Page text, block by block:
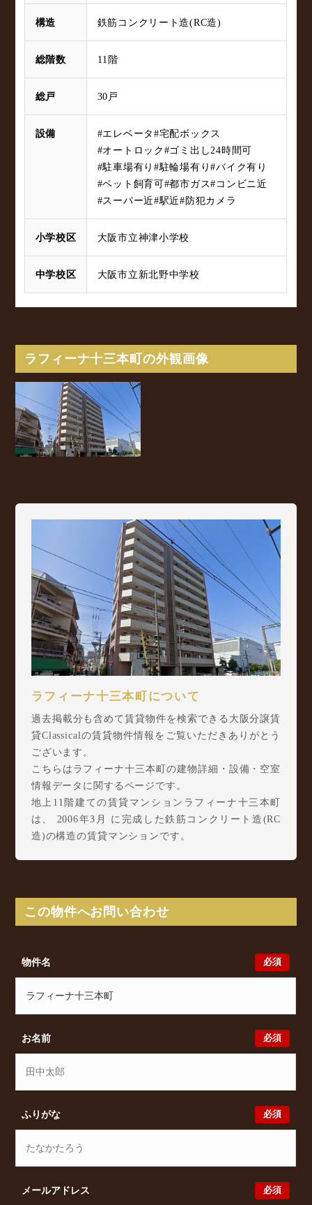
構造 鉄筋コンクリート造(RC造)
総階数 11階
総戸 30戸
設備 #エレベータ#宅配ボックス
#オートロック#ゴミ出し24時間可
#駐車場有り#駐輪場有り#バイク有り
#ペット飼育可#都市ガス#コンビニ近
#スーパー近#駅近#防犯カメラ
小学校区 大阪市立神津小学校
中学校区 大阪市立新北野中学校
ラフィーナ十三本町の外観画像
ラフィーナ十三本町について
過去掲載分も含めて賃貸物件を検索できる大阪分譲賃
貸Classicalの賃貸物件情報をご覧いただきありがとう
ございます。
こちらはラフィーナ十三本町の建物詳細・設備・空室
情報データに関するページです。
地上11階建ての賃貸マンションラフィーナ十三本町
は、 2006年3月 に完成した鉄筋コンクリート造(RC
造)の構造の賃貸マンションです。
駅 徒歩22分 からアクセスが可能となっております。
ラフィーナ十三本町の最新の空室状況のご確認をはじ
ションをお探しでしたら、ぜひ大阪分譲賃貸Classical
までお気軽にお問い合わせください。大阪分譲賃貸
ンライン相談も受け付けております。また、希望の条
貸物件をご提案いたします。
この物件へお問い合わせ
必須
物件名
必須
お名前
必須
ふりがな
必須
メールアドレス